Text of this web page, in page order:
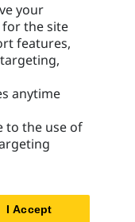
zastrzeżone.
your
for the site
features,
anytime
to the use of
I Accept